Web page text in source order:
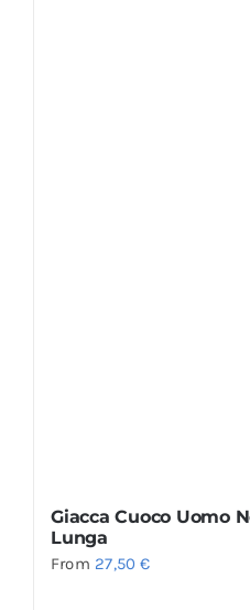
Giacca Cuoco Uomo
Lunga
From 27,50€